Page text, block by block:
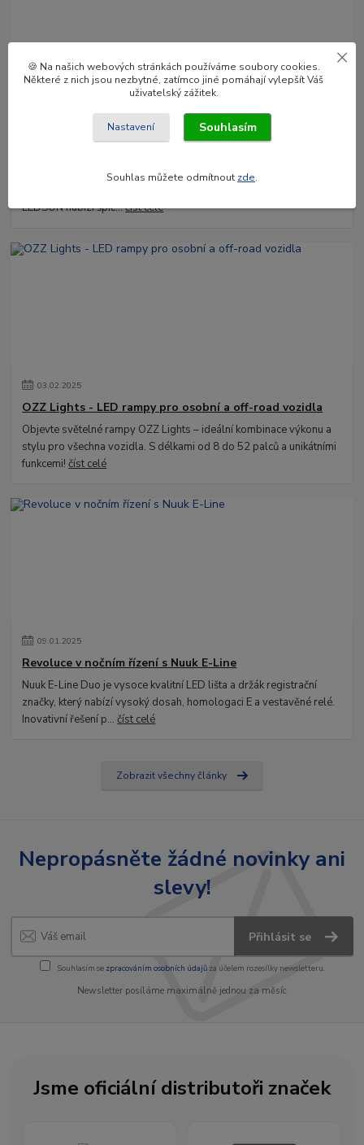
Hledáte kvalitní a spolehlivé LED osvětlení pro své vozidlo? Ať už
LEDSON nabízí špič...číst celé
03.02.2025
OZZ Lights - LED rampy pro osobní a off-road vozidla
Objevte světelné rampy OZZ Lights – ideální kombinace výkonu a
stylu pro všechna vozidla. S délkami od 8 do 52 palců a unikátními
funkcemi!číst celé
09.01.2025
Revoluce v nočním řízení s Nuuk E-Line
Nuuk E-Line Duo je vysoce kvalitní LED lišta a držák registrační
značky, který nabízí vysoký dosah, homologaci E a vestavěné relé.
Inovativní řešení p...číst celé
Zobrazit všechny články
Nepropásněte žádné novinky ani
slevy!
Přihlásit se
Souhlasím se zpracováním osobních údajůza účelem rozesílky newsletteru.
Newsletter posíláme maximálně jednou za měsíc
Jsme oficiální distributoři značek
🍪 Na našich webových stránkách používáme soubory cookies.
Některé z nich jsou nezbytné, zatímco jiné pomáhají vylepšít Váš
uživatelský zážitek.
Nastavení Souhlasím
Souhlas můžete odmítnout zde.